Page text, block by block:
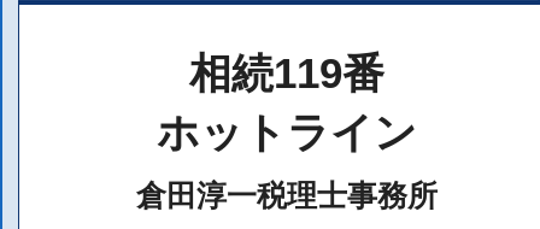
相続119番
ホットライン
倉田淳一税理士事務所